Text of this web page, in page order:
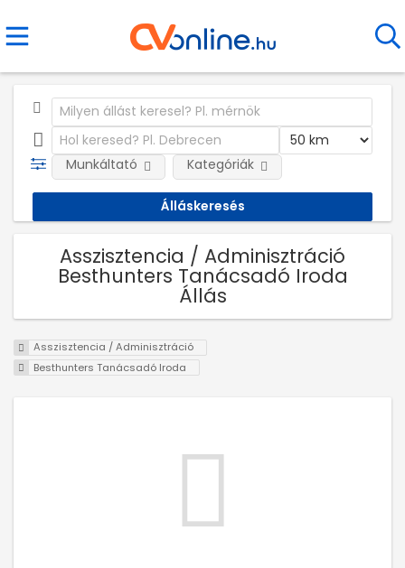
Munkáltató Kategóriák
Asszisztencia / Adminisztráció
Besthunters Tanácsadó Iroda
Állás
Asszisztencia / Adminisztráció
Besthunters Tanácsadó Iroda